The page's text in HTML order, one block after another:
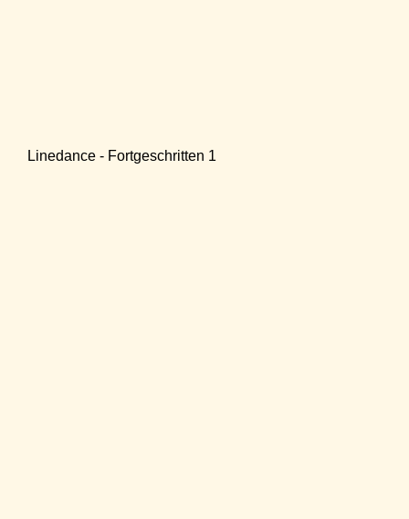
Linedance - Fortgeschritten 1